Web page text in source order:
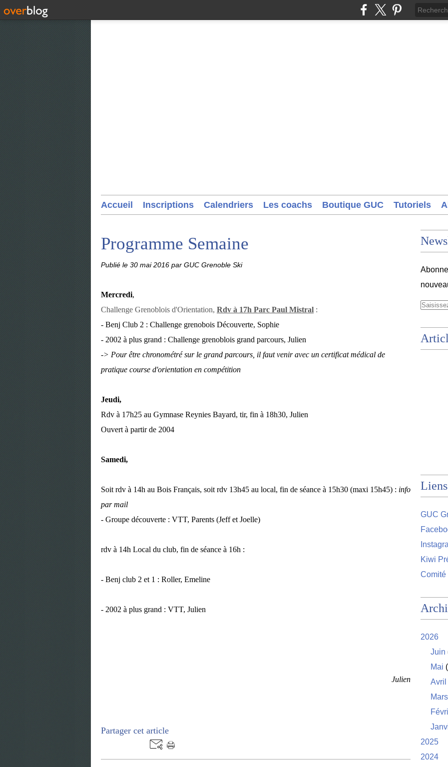
Accueil Inscriptions Calendriers Les coachs Boutique GUC Tutoriels
Programme Semaine
Publié le 30 mai 2016 par GUC Grenoble Ski
Mercredi,
Challenge Grenoblois d'Orientation, Rdv à 17h Parc Paul Mistral :
- Benj Club 2 : Challenge grenobois Découverte, Sophie
- 2002 à plus grand : Challenge grenoblois grand parcours, Julien
-> Pour être chronométré sur le grand parcours, il faut venir avec un certificat médical de
pratique course d'orientation en compétition
Jeudi,
Rdv à 17h25 au Gymnase Reynies Bayard, tir, fin à 18h30, Julien
Ouvert à partir de 2004
Samedi,
Soit rdv à 14h au Bois Français, soit rdv 13h45 au local, fin de séance à 15h30 (maxi 15h45) : info
par mail
- Groupe découverte : VTT, Parents (Jeff et Joelle)
rdv à 14h Local du club, fin de séance à 16h :
- Benj club 2 et 1 : Roller, Emeline
- 2002 à plus grand : VTT, Julien
Julien
Partager cet article
Liens
GUC
Kiwi
Comité
2026
Juin
Mai
Avril
Mars
2025
2024